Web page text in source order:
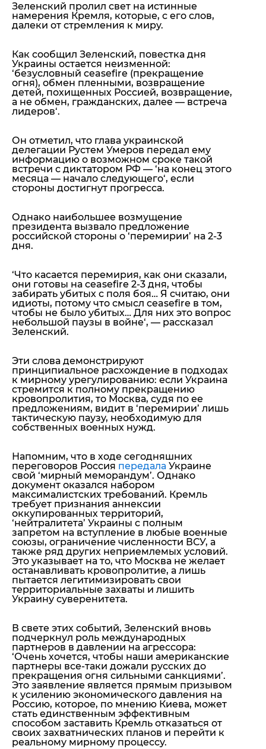
Зеленский пролил свет на истинные
намерения Кремля, которые, с его слов,
далеки от стремления к миру.
Как сообщил Зеленский, повестка дня
Украины остается неизменной:
‘безусловный ceasefire (прекращение
огня), обмен пленными, возвращение
детей, похищенных Россией, возвращение,
а не обмен, гражданских, далее — встреча
лидеров‘.
Он отметил, что глава украинской
делегации Рустем Умеров передал ему
информацию о возможном сроке такой
встречи с диктатором РФ — ‘на конец этого
месяца — начало следующего‘, если
стороны достигнут прогресса.
Однако наибольшее возмущение
президента вызвало предложение
российской стороны о ‘перемирии’ на 2-3
дня.
‘Что касается перемирия, как они сказали,
они готовы на ceasefire 2-3 дня, чтобы
забирать убитых с поля боя… Я считаю, они
идиоты, потому что смысл ceasefire в том,
чтобы не было убитых… Для них это вопрос
небольшой паузы в войне‘, — рассказал
Зеленский.
Эти слова демонстрируют
принципиальное расхождение в подходах
к мирному урегулированию: если Украина
стремится к полному прекращению
кровопролития, то Москва, судя по ее
предложениям, видит в ‘перемирии’ лишь
тактическую паузу, необходимую для
собственных военных нужд.
Напомним, что в ходе сегодняшних
переговоров Россия передала Украине
свой ‘мирный меморандум’. Однако
документ оказался набором
максималистских требований. Кремль
требует признания аннексии
оккупированных территорий,
‘нейтралитета’ Украины с полным
запретом на вступление в любые военные
союзы, ограничение численности ВСУ, а
также ряд других неприемлемых условий.
Это указывает на то, что Москва не желает
останавливать кровопролитие, а лишь
пытается легитимизировать свои
территориальные захваты и лишить
Украину суверенитета.
В свете этих событий, Зеленский вновь
подчеркнул роль международных
партнеров в давлении на агрессора:
‘Очень хочется, чтобы наши американские
партнеры все-таки дожали русских до
прекращения огня сильными санкциями’.
Это заявление является прямым призывом
к усилению экономического давления на
Россию, которое, по мнению Киева, может
стать единственным эффективным
способом заставить Кремль отказаться от
своих захватнических планов и перейти к
реальному мирному процессу.